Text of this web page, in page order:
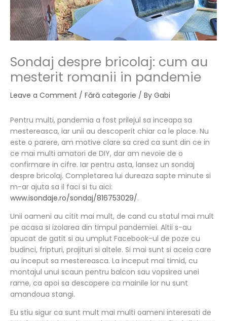
Sondaj despre bricolaj: cum au
mesterit romanii in pandemie
Leave a Comment / Fără categorie / By Gabi
Pentru multi, pandemia a fost prilejul sa inceapa sa
mestereasca, iar unii au descoperit chiar ca le place. Nu
este o parere, am motive clare sa cred ca sunt din ce in
ce mai multi amatori de DIY, dar am nevoie de o
confirmare in cifre. Iar pentru asta, lansez un sondaj
despre bricolaj. Completarea lui dureaza sapte minute si
m-ar ajuta sa il faci si tu aici:
www.isondaje.ro/sondaj/816753029/.
Unii oameni au citit mai mult, de cand cu statul mai mult
pe acasa si izolarea din timpul pandemiei. Altii s-au
apucat de gatit si au umplut Facebook-ul de poze cu
budinci, fripturi, prajituri si altele. Si mai sunt si aceia care
au inceput sa mestereasca. La inceput mai timid, cu
montajul unui scaun pentru balcon sau vopsirea unei
rame, ca apoi sa descopere ca mainile lor nu sunt
amandoua stangi.
Eu stiu sigur ca sunt mult mai multi oameni interesati de